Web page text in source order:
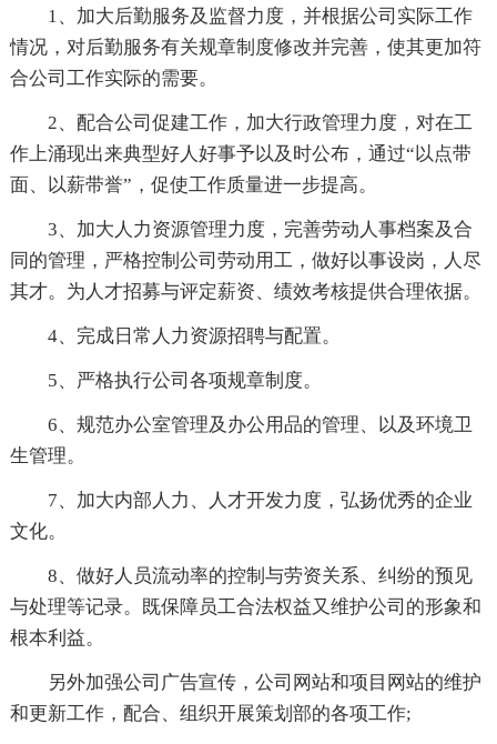
1、加大后勤服务及监督力度，并根据公司实际工作
情况，对后勤服务有关规章制度修改并完善，使其更加符
合公司工作实际的需要。
2、配合公司促建工作，加大行政管理力度，对在工
作上涌现出来典型好人好事予以及时公布，通过“以点带
面、以薪带誉”，促使工作质量进一步提高。
3、加大人力资源管理力度，完善劳动人事档案及合
同的管理，严格控制公司劳动用工，做好以事设岗，人尽
其才。为人才招募与评定薪资、绩效考核提供合理依据。
4、完成日常人力资源招聘与配置。
5、严格执行公司各项规章制度。
6、规范办公室管理及办公用品的管理、以及环境卫
生管理。
7、加大内部人力、人才开发力度，弘扬优秀的企业
文化。
8、做好人员流动率的控制与劳资关系、纠纷的预见
与处理等记录。既保障员工合法权益又维护公司的形象和
根本利益。
另外加强公司广告宣传，公司网站和项目网站的维护
和更新工作，配合、组织开展策划部的各项工作;